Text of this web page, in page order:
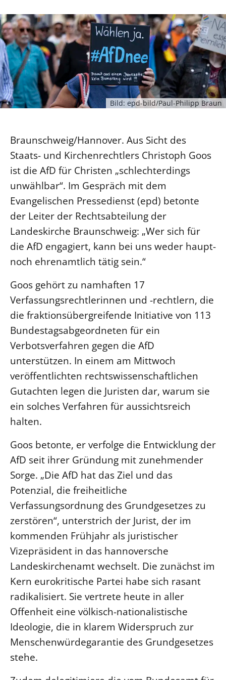
Bild: epd-bild/Paul-Philipp Braun
Braunschweig/Hannover. Aus Sicht des
Staats- und Kirchenrechtlers Christoph Goos
ist die AfD für Christen „schlechterdings
unwählbar“. Im Gespräch mit dem
Evangelischen Pressedienst (epd) betonte
der Leiter der Rechtsabteilung der
Landeskirche Braunschweig: „Wer sich für
die AfD engagiert, kann bei uns weder haupt-
noch ehrenamtlich tätig sein.“
Goos gehört zu namhaften 17
Verfassungsrechtlerinnen und -rechtlern, die
die fraktionsübergreifende Initiative von 113
Bundestagsabgeordneten für ein
Verbotsverfahren gegen die AfD
unterstützen. In einem am Mittwoch
veröffentlichten rechtswissenschaftlichen
Gutachten legen die Juristen dar, warum sie
ein solches Verfahren für aussichtsreich
halten.
Goos betonte, er verfolge die Entwicklung der
AfD seit ihrer Gründung mit zunehmender
Sorge. „Die AfD hat das Ziel und das
Potenzial, die freiheitliche
Verfassungsordnung des Grundgesetzes zu
zerstören“, unterstrich der Jurist, der im
kommenden Frühjahr als juristischer
Vizepräsident in das hannoversche
Landeskirchenamt wechselt. Die zunächst im
Kern eurokritische Partei habe sich rasant
radikalisiert. Sie vertrete heute in aller
Offenheit eine völkisch-nationalistische
Ideologie, die in klarem Widerspruch zur
Menschenwürdegarantie des Grundgesetzes
stehe.
Kirche und Finanzen
Personalausschuss
LANDESKIRCHENAMT
Willkommen
Kollegium
Abteilungen des Landeskirchenamts
Fachstelle Sexualisierte Gewalt
Beschwerdestellen
Kirchenämter
Gleichstellung
Datenschutz
Geschäftsstelle Landessynode
LANDESSYNODE
27. Landessynode
Hintergrund
MITARBEIT
Ehrenamt
Beruf
Freie Stellen
BIBLIOTHEK & ARCHIV
SERVICE
Beteiligungsverfahren
Beschwerdestellen
Ephoralbüro
Finanzplanung
Fundraising
IT-Service
Corporate Design
Interventionsplan
Jahresgespräche
Kantine Speiseplan
Kirchliches Amtsblatt
Kirchliche Verwaltung
Klimaschutzgesetz
Kunstreferat
Evangelische Kirche
Lutherische Kirche
Glaubensbekenntnis
Positionen
Ökumene
Religionen
Gegen Gewalt
KLIMASCHUTZ
Nachhaltigkeit
Erneuerbare Energien
Mobilität
Naturschutz
Impressum
Datenschutz
Kontakt
Barrierefreiheit
Presse
Freie Stellen
Service für Gemeinden